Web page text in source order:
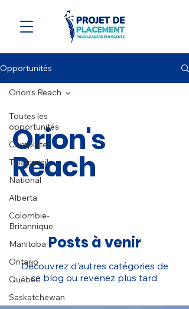
Opportunités
Toutes les
opportunités
Complète
Télétravail
National
Alberta
Colombie-
Britannique
Manitoba
Ontario
Québec
Saskatchewan
Orion's Reach
Orion's
Reach
Posts à venir
Découvrez d'autres catégories de
ce blog ou revenez plus tard.